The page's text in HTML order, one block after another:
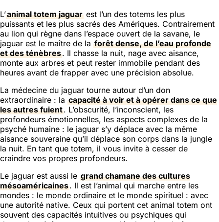
L’animal totem jaguar est l’un des totems les plus
puissants et les plus sacrés des Amériques. Contrairement
au lion qui règne dans l’espace ouvert de la savane, le
jaguar est le maître de la forêt dense, de l’eau profonde
et des ténèbres. Il chasse la nuit, nage avec aisance,
monte aux arbres et peut rester immobile pendant des
heures avant de frapper avec une précision absolue.
La médecine du jaguar tourne autour d’un don
extraordinaire : la capacité à voir et à opérer dans ce que
les autres fuient. L’obscurité, l’inconscient, les
profondeurs émotionnelles, les aspects complexes de la
psyché humaine : le jaguar s’y déplace avec la même
aisance souveraine qu’il déplace son corps dans la jungle
la nuit. En tant que totem, il vous invite à cesser de
craindre vos propres profondeurs.
Le jaguar est aussi le grand chamane des cultures
mésoaméricaines. Il est l’animal qui marche entre les
mondes : le monde ordinaire et le monde spirituel : avec
une autorité native. Ceux qui portent cet animal totem ont
souvent des capacités intuitives ou psychiques qui